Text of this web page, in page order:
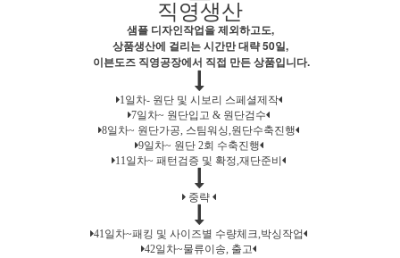
직영생산
샘플 디자인작업을 제외하고도,
상품생산에 걸리는 시간만 대략 50일,
이븐도즈 직영공장에서 직접 만든 상품입니다.
1일차- 원단 및 시보리 스페셜제작
7일차~ 원단입고 & 원단검수
8일차~ 원단가공, 스팀워싱,원단수축진행
9일차~ 원단 2회 수축진행
11일차~ 패턴검증 및 확정,재단준비
중략
41일차~패킹 및 사이즈별 수량체크,박싱작업
42일차~물류이송, 출고